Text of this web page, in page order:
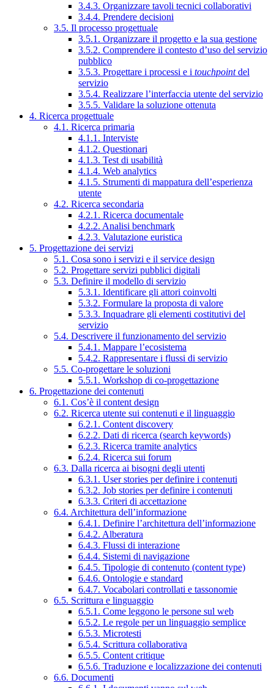
3.4.3. Organizzare tavoli tecnici collaborativi
3.4.4. Prendere decisioni
3.5. Il processo progettuale
3.5.1. Organizzare il progetto e la sua gestione
3.5.2. Comprendere il contesto d’uso del servizio
pubblico
3.5.3. Progettare i processi e i touchpointdel
servizio
3.5.4. Realizzare l’interfaccia utente del servizio
3.5.5. Validare la soluzione ottenuta
4. Ricerca progettuale
4.1. Ricerca primaria
4.1.1. Interviste
4.1.2. Questionari
4.1.3. Test di usabilità
4.1.4. Web analytics
4.1.5. Strumenti di mappatura dell’esperienza
utente
4.2. Ricerca secondaria
4.2.1. Ricerca documentale
4.2.2. Analisi benchmark
4.2.3. Valutazione euristica
5. Progettazione dei servizi
5.1. Cosa sono i servizi e il service design
5.2. Progettare servizi pubblici digitali
5.3. Definire il modello di servizio
5.3.1. Identificare gli attori coinvolti
5.3.2. Formulare la proposta di valore
5.3.3. Inquadrare gli elementi costitutivi del
servizio
5.4. Descrivere il funzionamento del servizio
5.4.1. Mappare l’ecosistema
5.4.2. Rappresentare i flussi di servizio
5.5. Co-progettare le soluzioni
5.5.1. Workshop di co-progettazione
6. Progettazione dei contenuti
6.1. Cos’è il content design
6.2. Ricerca utente sui contenuti e il linguaggio
6.2.1. Content discovery
6.2.2. Dati di ricerca (search keywords)
6.2.3. Ricerca tramite analytics
6.2.4. Ricerca sui forum
6.3. Dalla ricerca ai bisogni degli utenti
6.3.1. User stories per definire i contenuti
6.3.2. Job stories per definire i contenuti
6.3.3. Criteri di accettazione
6.4. Architettura dell’informazione
6.4.1. Definire l’architettura dell’informazione
6.4.2. Alberatura
6.4.3. Flussi di interazione
6.4.4. Sistemi di navigazione
6.4.5. Tipologie di contenuto (content type)
6.4.6. Ontologie e standard
6.4.7. Vocabolari controllati e tassonomie
6.5. Scrittura e linguaggio
6.5.1. Come leggono le persone sul web
6.5.2. Le regole per un linguaggio semplice
6.5.3. Microtesti
6.5.4. Scrittura collaborativa
6.5.5. Content critique
6.5.6. Traduzione e localizzazione dei contenuti
6.6. Documenti